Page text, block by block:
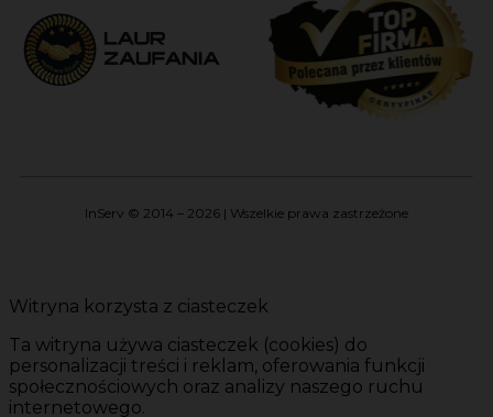
InServ © 2014 – 2026 | Wszelkie prawa zastrzeżone
Witryna korzysta z ciasteczek
Ta witryna używa ciasteczek (cookies) do
personalizacji treści i reklam, oferowania funkcji
społecznościowych oraz analizy naszego ruchu
internetowego.